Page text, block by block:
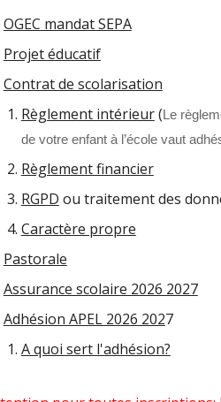
OGEC mandat SEPA
Projet éducatif
Contrat de scolarisation
Règlement intérieur( Le
de votre enfant à l’école vaut
Règlement financier
RGPD ou traitement des
Caractère propre
Pastorale
Assurance scolaire 2026 2027
Adhésion APEL 2026 2027
A quoi sert l'adhésion?